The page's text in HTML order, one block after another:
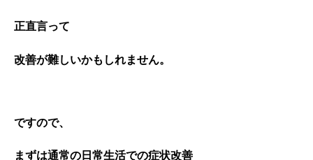
正直言って
改善が難しいかもしれません。
ですので、
まずは通常の日常生活での症状改善